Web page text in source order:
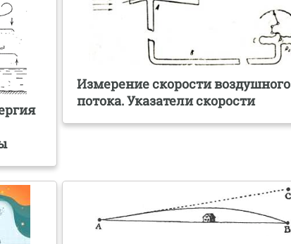
Измерение скорости воздушного
потока. Указатели скорости